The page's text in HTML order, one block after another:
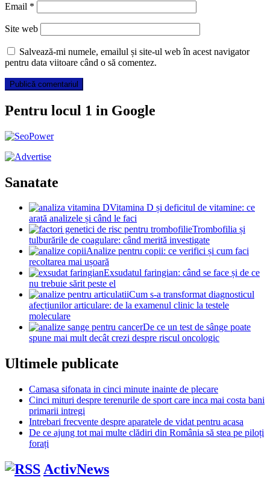
Email *
Site web
Salvează-mi numele, emailul și site-ul web în acest navigator
pentru data viitoare când o să comentez.
Pentru locul 1 in Google
Sanatate
Vitamina D și deficitul de vitamine: ce
arată analizele și când le faci
Trombofilia și
tulburările de coagulare: când merită investigate
Analize pentru copii: ce verifici și cum faci
recoltarea mai ușoară
Exsudatul faringian: când se face și de ce
nu trebuie sărit peste el
Cum s-a transformat diagnosticul
afecțiunilor articulare: de la examenul clinic la testele
moleculare
De ce un test de sânge poate
spune mai mult decât crezi despre riscul oncologic
Ultimele publicate
Camasa sifonata in cinci minute inainte de plecare
Cinci mituri despre terenurile de sport care inca mai costa bani
primarii intregi
Intrebari frecvente despre aparatele de vidat pentru acasa
De ce ajung tot mai multe clădiri din România să stea pe piloți
forați
ActivNews